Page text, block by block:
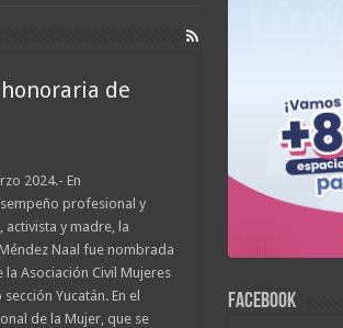
de
2024.- En
profesional y
y madre, la
Naal fue nombrada
Asociación Civil Mujeres
Yucatán. En el
de la Mujer, que se
FACEBOOK